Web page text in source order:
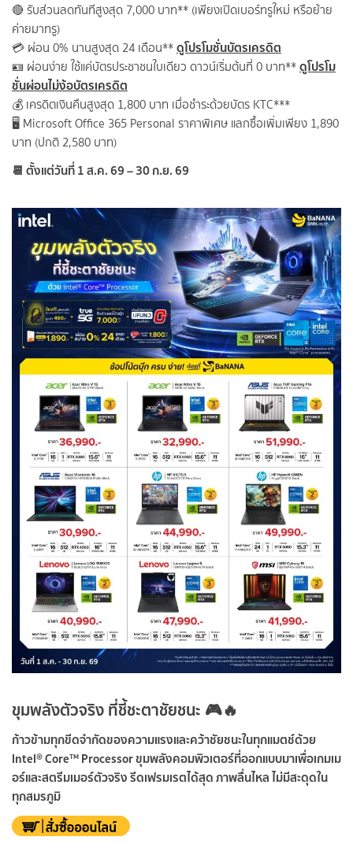
🔴 รับส่วนลดทันทีสูงสุด 7,000 บาท** (เพียงเปิดเบอร์ทรูใหม่ หรือย้าย
ค่ายมาทรู)
💳 ผ่อน 0% นานสูงสุด 24 เดือน**ดูโปรโมชั่นบัตรเครดิต
🪪 ผ่อนง่าย ใช้แค่บัตรประชาชนใบเดียว ดาวน์เริ่มต้นที่ 0 บาท**ดูโปรโม
ชั่นผ่อนไม่ง้อบัตรเครดิต
💰 เครดิตเงินคืนสูงสุด 1,800 บาท เมื่อชำระด้วยบัตร KTC***
🖥️ Microsoft Office 365 Personal ราคาพิเศษ แลกซื้อเพิ่มเพียง 1,890
บาท (ปกติ 2,580 บาท)
📆 ตั้งแต่วันที่ 1 ส.ค. 69 – 30 ก.ย. 69
ขุมพลังตัวจริง ที่ชี้ชะตาชัยชนะ 🎮🔥
ก้าวข้ามทุกขีดจำกัดของความแรงและคว้าชัยชนะในทุกแมตช์ด้วย
Intel® Core™ Processor ขุมพลังคอมพิวเตอร์ที่ออกแบบมาเพื่อเกมเม
อร์และสตรีมเมอร์ตัวจริง รีดเฟรมเรตได้สุด ภาพลื่นไหล ไม่มีสะดุดใน
ทุกสมรภูมิ